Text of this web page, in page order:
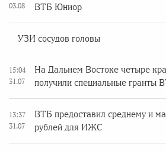
03.08
ВТБ Юниор
УЗИ сосудов головы
15:04
31.07
На Дальнем Востоке четыре
получили специальные гранты
13:37
31.07
ВТБ предоставил среднему и
рублей для ИЖС